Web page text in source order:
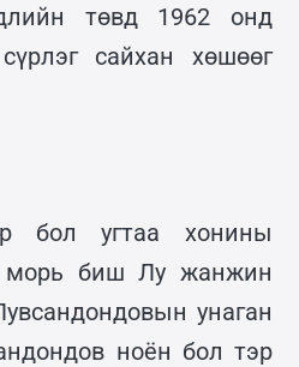
төвд 1962 онд
сайхан хөшөөг
бол угтаа хонины
морь биш Лу жанжин
унаган
ноён бол тэр